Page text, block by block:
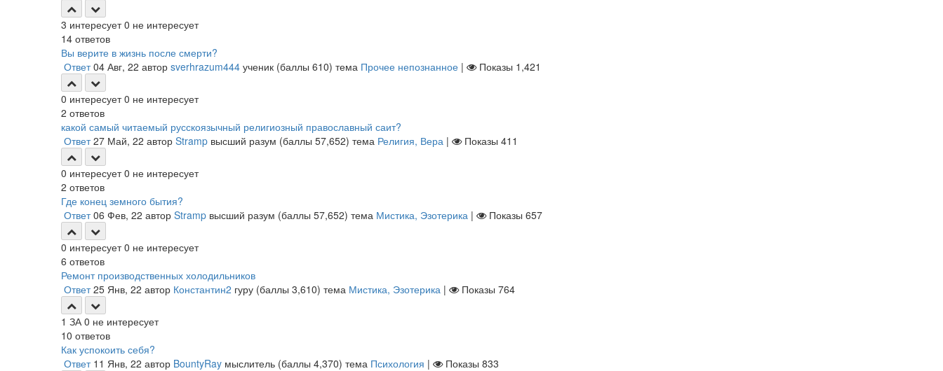
3 интересует 0 не интересует
14 ответов
Вы верите в жизнь после смерти?
Ответ 04 Авг, 22 автор sverhrazum444 ученик (баллы 610) тема Прочее непознанное | Показы 1,421
0 интересует 0 не интересует
2 ответов
какой самый читаемый русскоязычный религиозный православный саит?
Ответ 27 Май, 22 автор Stramp высший разум (баллы 57,652) тема Религия, Вера | Показы 411
0 интересует 0 не интересует
2 ответов
Где конец земного бытия?
Ответ 06 Фев, 22 автор Stramp высший разум (баллы 57,652) тема Мистика, Эзотерика | Показы 657
0 интересует 0 не интересует
6 ответов
Ремонт производственных холодильников
Ответ 25 Янв, 22 автор Константин2 гуру (баллы 3,610) тема Мистика, Эзотерика | Показы 764
1 ЗА 0 не интересует
10 ответов
Как успокоить себя?
Ответ 11 Янв, 22 автор BountyRay мыслитель (баллы 4,370) тема Психология | Показы 833